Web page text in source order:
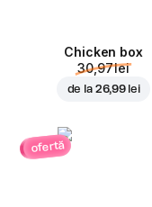
Chicken box
30,97 lei
de la 26,99 lei
ofertă